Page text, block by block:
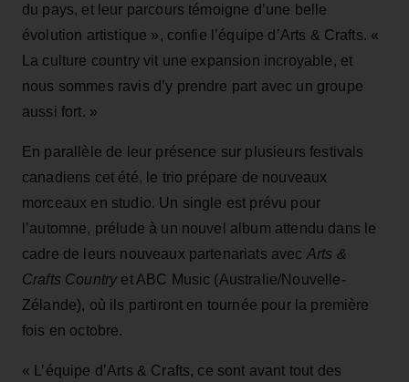
du pays, et leur parcours témoigne d’une belle
évolution artistique », confie l’équipe d’Arts & Crafts. «
La culture country vit une expansion incroyable, et
nous sommes ravis d’y prendre part avec un groupe
aussi fort. »
En parallèle de leur présence sur plusieurs festivals
canadiens cet été, le trio prépare de nouveaux
morceaux en studio. Un single est prévu pour
l’automne, prélude à un nouvel album attendu dans le
cadre de leurs nouveaux partenariats avec Arts &
Crafts Countryet ABC Music (Australie/Nouvelle-
Zélande), où ils partiront en tournée pour la première
fois en octobre.
« L’équipe d’Arts & Crafts, ce sont avant tout des